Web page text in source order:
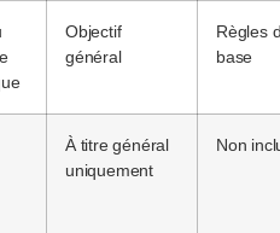
Objectif
général
Règles
base
À titre général
uniquement
Non